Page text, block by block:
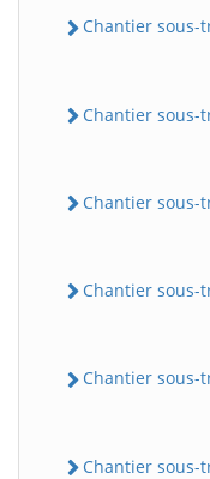
Chantier sous-
Chantier sous-
Chantier sous-
Chantier sous-
Chantier sous-
Chantier sous-